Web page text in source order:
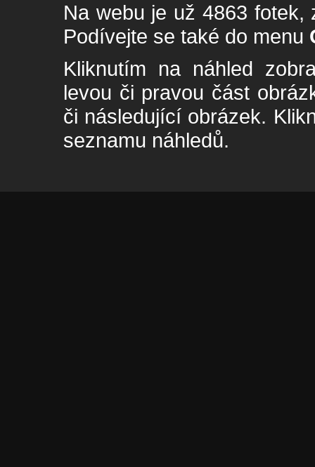
Na webu je už 4863
Podívejte se také do menu
Kliknutím na náhled
levou či pravou část
či následující obrázek.
seznamu náhledů.